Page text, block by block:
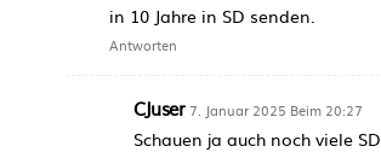
in 10 Jahre in SD senden.
Antworten
CJuser 7. Januar 2025 Beim 20:27
Schauen ja auch noch viele